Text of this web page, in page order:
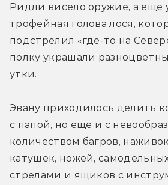
Ридли висело оружие, а еще
трофейная голова лося,
подстрелил «где-то на
полку украшали
утки.
Эвану приходилось делить
с папой, но еще и с
количеством багров,
катушек, ножей,
стрелами и ящиков с